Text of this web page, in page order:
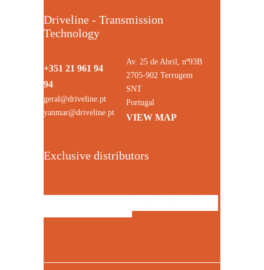
Driveline - Transmission
Technology
+351 21 961 94
94
geral@driveline.pt
yanmar@driveline.pt
Av. 25 de Abril, nº93B
2705-902 Terrugem
SNT
Portugal
VIEW MAP
Exclusive distributors